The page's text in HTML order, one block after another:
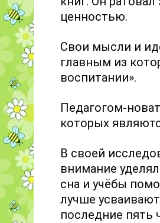
ценностью.
Свои мысли и
главным из
воспитании».
Педагогом-
которых
В своей
внимание
сна и учёбы
лучше
последние пять